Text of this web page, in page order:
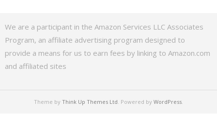
We are a participant in the Amazon Services LLC Associates
Program, an affiliate advertising program designed to
provide a means for us to earn fees by linking to Amazon.com
and affiliated sites
Theme by Think Up Themes Ltd . Powered by WordPress